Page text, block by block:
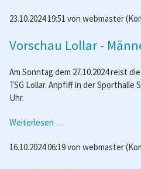
2
TSF
2
23.10.2024 19:51 von webmaster
Vorschau Lollar -
Am Sonntag dem 27.10.2024 reist
TSG Lollar. Anpfiff in der Sporthalle
Uhr.
Weiterlesen …
-
16.10.2024 06:19von webmaster